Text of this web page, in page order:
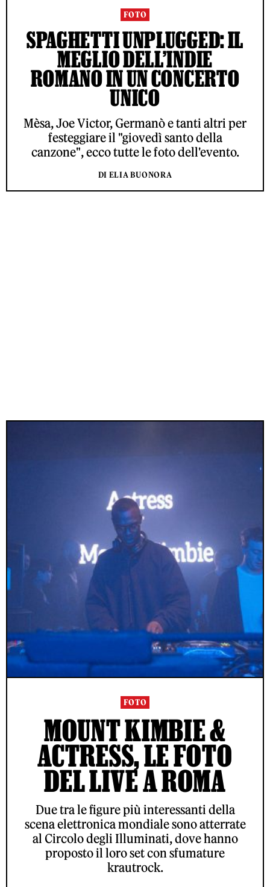
FOTO
SPAGHETTI UNPLUGGED: IL
MEGLIO DELL’INDIE
ROMANO IN UN CONCERTO
UNICO
Mèsa, Joe Victor, Germanò e tanti altri per
festeggiare il "giovedì santo della
canzone", ecco tutte le foto dell'evento.
DI ELIA BUONORA
FOTO
MOUNT KIMBIE &
ACTRESS, LE FOTO
DEL LIVE A ROMA
Due tra le figure più interessanti della
scena elettronica mondiale sono atterrate
al Circolo degli Illuminati, dove hanno
proposto il loro set con sfumature
krautrock.